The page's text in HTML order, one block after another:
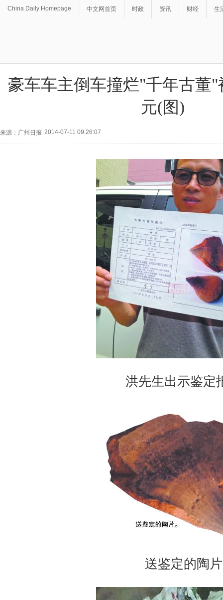
China Daily Homepage 中文网首页 时政 资讯 财经 生
豪车车主倒车撞烂"千年古董"
元(图)
来源：广州日报 2014-07-11 09:26:07
洪先生出示鉴定
送鉴定的陶片